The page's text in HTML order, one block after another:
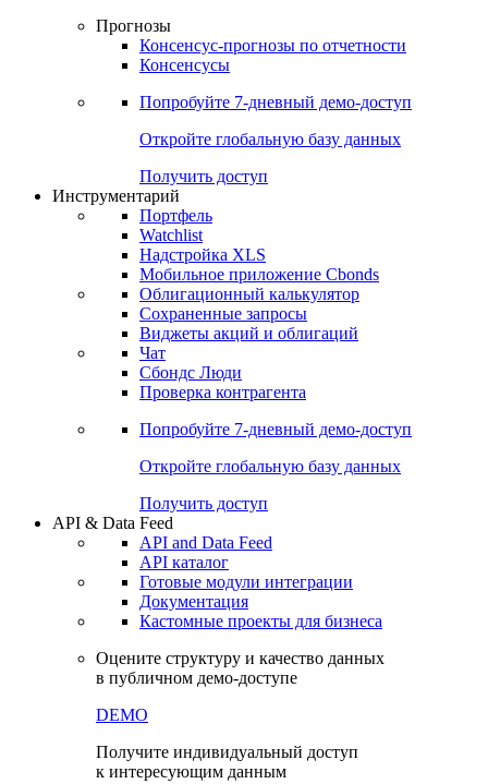
Прогнозы
Консенсус-прогнозы по отчетности
Консенсусы
Попробуйте 7-дневный демо-доступ
Откройте глобальную базу данных
Получить доступ
Инструментарий
Портфель
Watchlist
Надстройка XLS
Мобильное приложение Cbonds
Облигационный калькулятор
Сохраненные запросы
Виджеты акций и облигаций
Чат
Сбондс Люди
Проверка контрагента
Попробуйте 7-дневный демо-доступ
Откройте глобальную базу данных
Получить доступ
API & Data Feed
API and Data Feed
API каталог
Готовые модули интеграции
Документация
Кастомные проекты для бизнеса
Оцените структуру и качество данных
в публичном демо-доступе
DEMO
Получите индивидуальный доступ
к интересующим данным